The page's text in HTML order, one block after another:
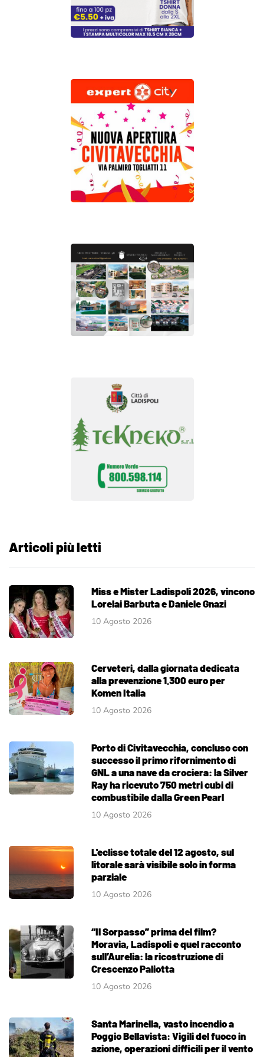
Articoli più letti
Miss e Mister Ladispoli 2026, vincono
Lorelai Barbuta e Daniele Gnazi
10 Agosto 2026
Cerveteri, dalla giornata dedicata
alla prevenzione 1.300 euro per
Komen Italia
10 Agosto 2026
Porto di Civitavecchia, concluso con
successo il primo rifornimento di
GNL a una nave da crociera: la Silver
Ray ha ricevuto 750 metri cubi di
combustibile dalla Green Pearl
10 Agosto 2026
L'eclisse totale del 12 agosto, sul
litorale sarà visibile solo in forma
parziale
10 Agosto 2026
“Il Sorpasso” prima del film?
Moravia, Ladispoli e quel racconto
sull’Aurelia: la ricostruzione di
Crescenzo Paliotta
10 Agosto 2026
Santa Marinella, vasto incendio a
Poggio Bellavista: Vigili del fuoco in
azione, operazioni difficili per il vento